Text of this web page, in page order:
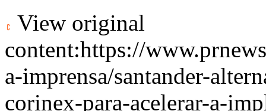
View original
content:https://
a-imprensa/santander-
corinex-para-acelerar-a-